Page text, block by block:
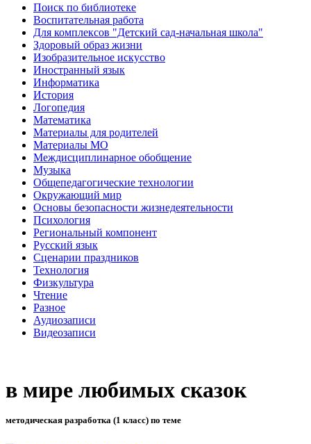
Поиск по библиотеке
Воспитательная работа
Для комплексов "Детский сад-начальная школа"
Здоровый образ жизни
Изобразительное искусство
Иностранный язык
Информатика
История
Логопедия
Математика
Материалы для родителей
Материалы МО
Междисциплинарное обобщение
Музыка
Общепедагогические технологии
Окружающий мир
Основы безопасности жизнедеятельности
Психология
Региональный компонент
Русский язык
Сценарии праздников
Технология
Физкультура
Чтение
Разное
Аудиозаписи
Видеозаписи
в мире любимых сказок
методическая разработка (1 класс) по теме